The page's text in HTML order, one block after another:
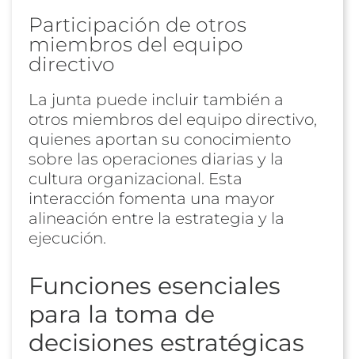
Participación de otros
miembros del equipo
directivo
La junta puede incluir también a
otros miembros del equipo directivo,
quienes aportan su conocimiento
sobre las operaciones diarias y la
cultura organizacional. Esta
interacción fomenta una mayor
alineación entre la estrategia y la
ejecución.
Funciones esenciales
para la toma de
decisiones estratégicas